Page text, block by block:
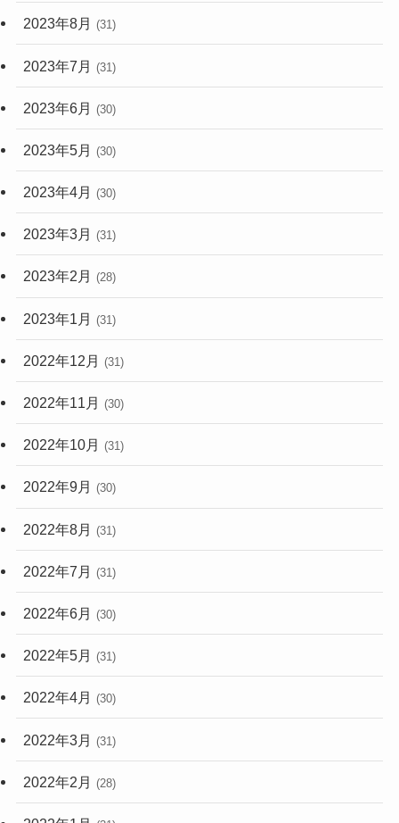
2023年8月 (31)
2023年7月 (31)
2023年6月 (30)
2023年5月 (30)
2023年4月 (30)
2023年3月 (31)
2023年2月 (28)
2023年1月 (31)
2022年12月 (31)
2022年11月 (30)
2022年10月 (31)
2022年9月 (30)
2022年8月 (31)
2022年7月 (31)
2022年6月 (30)
2022年5月 (31)
2022年4月 (30)
2022年3月 (31)
2022年2月 (28)